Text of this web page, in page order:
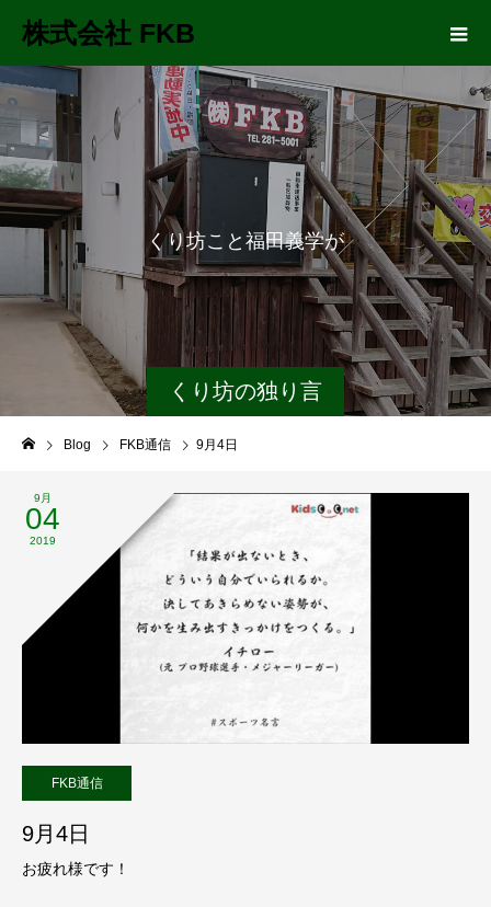
株式会社 FKB
くり坊の独り言
くり坊 と 福田 義 学が
長
Blog FKB通信 9月4日
9月
04
2019
FKB通信
9月4日
お疲れ様です！